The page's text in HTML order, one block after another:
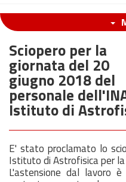
Sciopero per la
giornata del 20
giugno 2018 del
personale
Istituto di
E' stato proclamato lo
Istituto di Astrofisica per
L'astensione dal lavoro